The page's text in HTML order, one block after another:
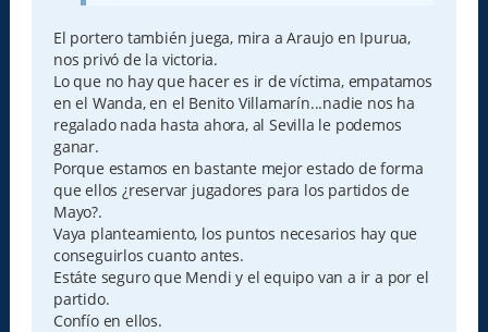
El portero también juega, mira a Araujo en Ipurua,
nos privó de la victoria.
Lo que no hay que hacer es ir de víctima, empatamos
en el Wanda, en el Benito Villamarín...nadie nos ha
regalado nada hasta ahora, al Sevilla le podemos
ganar.
Porque estamos en bastante mejor estado de forma
que ellos ¿reservar jugadores para los partidos de
Mayo?.
Vaya planteamiento, los puntos necesarios hay que
conseguirlos cuanto antes.
Estáte seguro que Mendi y el equipo van a ir a por el
partido.
Confío en ellos.